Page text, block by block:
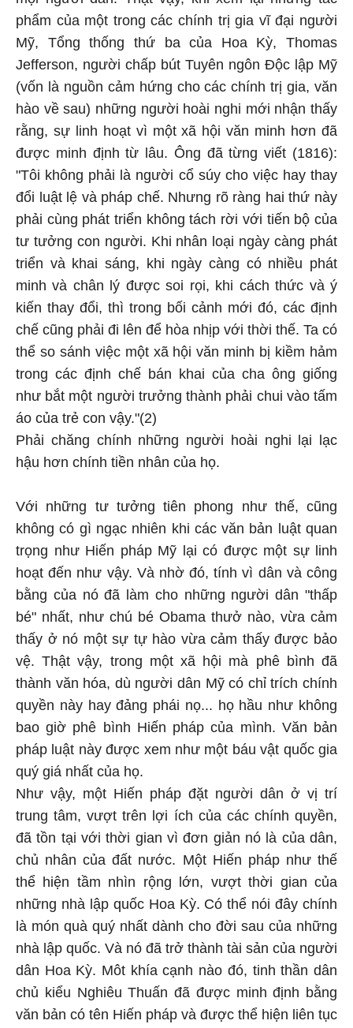
phẩm của một trong các chính trị gia vĩ đại người
Mỹ, Tổng thống thứ ba của Hoa Kỳ, Thomas
Jefferson, người chấp bút Tuyên ngôn Độc lập Mỹ
(vốn là nguồn cảm hứng cho các chính trị gia, văn
hào về sau) những người hoài nghi mới nhận thấy
rằng, sự linh hoạt vì một xã hội văn minh hơn đã
được minh định từ lâu. Ông đã từng viết (1816):
"Tôi không phải là người cổ súy cho việc hay thay
đổi luật lệ và pháp chế. Nhưng rõ ràng hai thứ này
phải cùng phát triển không tách rời với tiến bộ của
tư tưởng con người. Khi nhân loại ngày càng phát
triển và khai sáng, khi ngày càng có nhiều phát
minh và chân lý được soi rọi, khi cách thức và ý
kiến thay đổi, thì trong bối cảnh mới đó, các định
chế cũng phải đi lên để hòa nhịp với thời thế. Ta có
thể so sánh việc một xã hội văn minh bị kiềm hảm
trong các định chế bán khai của cha ông giống
như bắt một người trưởng thành phải chui vào tấm
áo của trẻ con vậy."(2)
Phải chăng chính những người hoài nghi lại lạc
hậu hơn chính tiền nhân của họ.
Với những tư tưởng tiên phong như thế, cũng
không có gì ngạc nhiên khi các văn bản luật quan
trọng như Hiến pháp Mỹ lại có được một sự linh
hoạt đến như vậy. Và nhờ đó, tính vì dân và công
bằng của nó đã làm cho những người dân "thấp
bé" nhất, như chú bé Obama thưở nào, vừa cảm
thấy ở nó một sự tự hào vừa cảm thấy được bảo
vệ. Thật vậy, trong một xã hội mà phê bình đã
thành văn hóa, dù người dân Mỹ có chỉ trích chính
quyền này hay đảng phái nọ... họ hầu như không
bao giờ phê bình Hiến pháp của mình. Văn bản
pháp luật này được xem như một báu vật quốc gia
quý giá nhất của họ.
Như vậy, một Hiến pháp đặt người dân ở vị trí
trung tâm, vượt trên lợi ích của các chính quyền,
đã tồn tại với thời gian vì đơn giản nó là của dân,
chủ nhân của đất nước. Một Hiến pháp như thế
thể hiện tầm nhìn rộng lớn, vượt thời gian của
những nhà lập quốc Hoa Kỳ. Có thể nói đây chính
là món quà quý nhất dành cho đời sau của những
nhà lập quốc. Và nó đã trở thành tài sản của người
dân Hoa Kỳ. Môt khía cạnh nào đó, tinh thần dân
chủ kiểu Nghiêu Thuấn đã được minh định bằng
văn bản có tên Hiến pháp và được thể hiện liên tục